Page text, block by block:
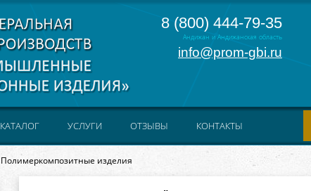
8 (800) 444-79-35
Андижан и Андижанская область
info@prom-gbi.ru
Полимеркомпозитные изделия
КАТАЛОГ УСЛУГИ ОТЗЫВЫ КОНТАКТЫ